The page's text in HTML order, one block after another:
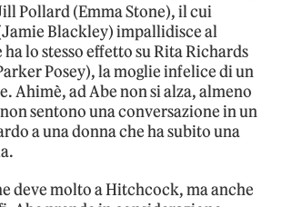
Pollard (Emma Stone), il cui
Blackley) impallidisce al
lo stesso effetto su Rita Richards
Posey), la moglie infelice di un
Ahimè, ad Abe non si alza, almeno
sentono una conversazione in un
a una donna che ha subito una
deve molto a Hitchcock, ma anche